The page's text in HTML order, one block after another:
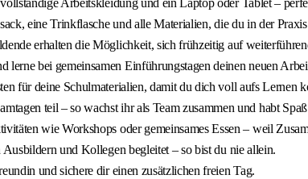
Arbeitskleidung und ein Laptop oder Tablet –
eine Trinkflasche und alle Materialien, die du in der
erhalten die Möglichkeit, sich frühzeitig auf
bei gemeinsamen Einführungstagen deinen neuen
für deine Schulmaterialien, damit du dich voll aufs Lernen
teil – so wachst ihr als Team zusammen und habt
wie Workshops oder gemeinsames Essen – weil
und Kollegen begleitet – so bist du nie allein.
und sichere dir einen zusätzlichen freien Tag.